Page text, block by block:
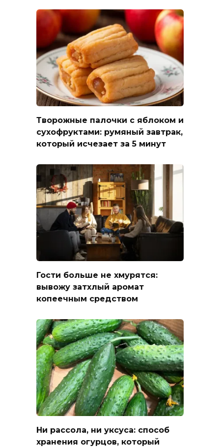
Творожные палочки с яблоком и
сухофруктами: румяный завтрак,
который исчезает за 5 минут
Гости больше не хмурятся:
вывожу затхлый аромат
копеечным средством
Ни рассола, ни уксуса: способ
хранения огурцов, который